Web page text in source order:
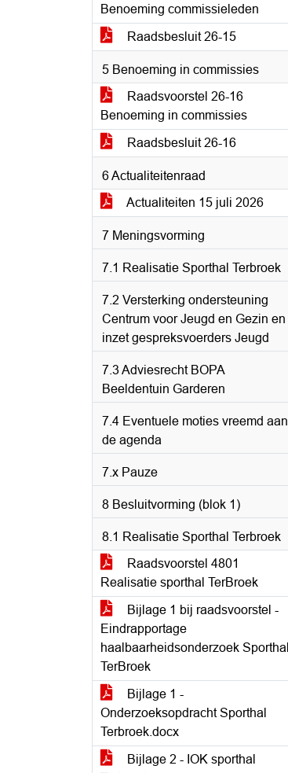
Benoeming commissieleden
Raadsbesluit 26-15
5 Benoeming in commissies
Raadsvoorstel 26-16
Benoeming in commissies
Raadsbesluit 26-16
6 Actualiteitenraad
Actualiteiten 15 juli 2026
7 Meningsvorming
7.1 Realisatie Sporthal Terbroek
7.2 Versterking ondersteuning
Centrum voor Jeugd en Gezin en
inzet gespreksvoerders Jeugd
7.3 Adviesrecht BOPA
Beeldentuin Garderen
7.4 Eventuele moties vreemd aan
de agenda
7.x Pauze
8 Besluitvorming (blok 1)
8.1 Realisatie Sporthal Terbroek
Raadsvoorstel 4801
Realisatie sporthal TerBroek
Bijlage 1 bij raadsvoorstel -
Eindrapportage
haalbaarheidsonderzoek Sporthal
TerBroek
Bijlage 1 -
Onderzoeksopdracht Sporthal
Terbroek.docx
Bijlage 2 - IOK sporthal